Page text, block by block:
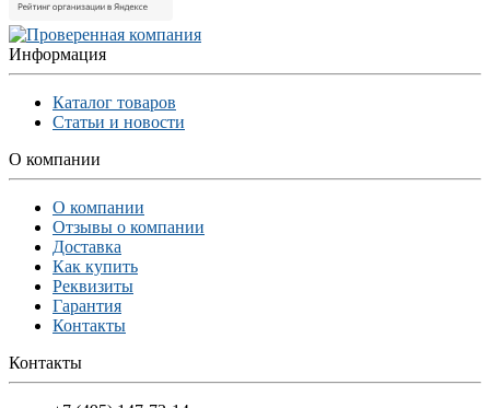
Информация
Каталог товаров
Статьи и новости
О компании
О компании
Отзывы о компании
Доставка
Как купить
Реквизиты
Гарантия
Контакты
Контакты